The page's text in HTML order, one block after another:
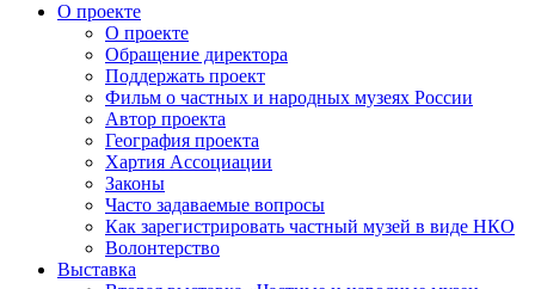
О проекте
О проекте
Обращение директора
Поддержать проект
Фильм о частных и народных музеях России
Автор проекта
География проекта
Хартия Ассоциации
Законы
Часто задаваемые вопросы
Как зарегистрировать частный музей в виде НКО
Волонтерство
Выставка